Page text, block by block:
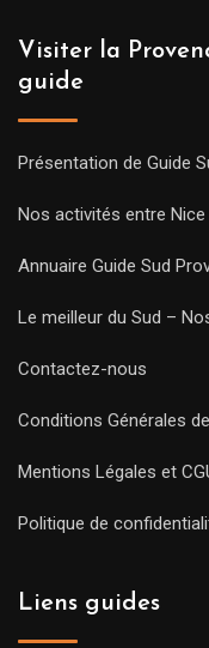
Visiter la
guide
Présentation de Guide
Nos activités entre
Annuaire Guide Sud
Le meilleur du Sud –
Contactez-nous
Conditions Générales
Mentions Légales et
Politique de
Liens guides